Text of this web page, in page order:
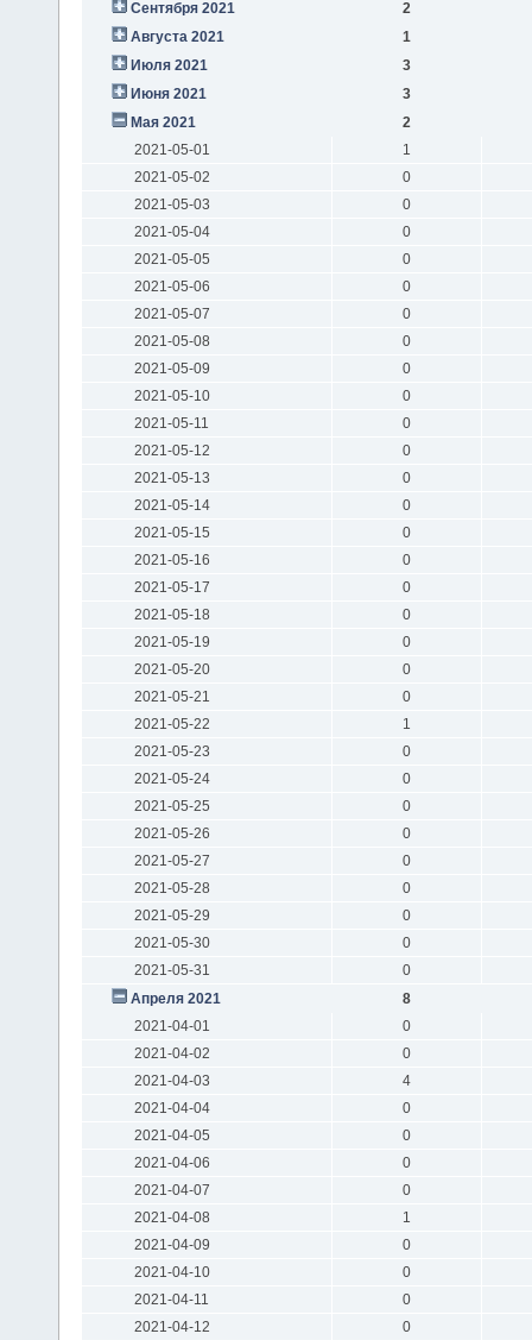
Сентября 2021
2
Августа 2021
1
Июля 2021
3
Июня 2021
3
Мая 2021
2
2021-05-01
1
2021-05-02
0
2021-05-03
0
2021-05-04
0
2021-05-05
0
2021-05-06
0
2021-05-07
0
2021-05-08
0
2021-05-09
0
2021-05-10
0
2021-05-11
0
2021-05-12
0
2021-05-13
0
2021-05-14
0
2021-05-15
0
2021-05-16
0
2021-05-17
0
2021-05-18
0
2021-05-19
0
2021-05-20
0
2021-05-21
0
2021-05-22
1
2021-05-23
0
2021-05-24
0
2021-05-25
0
2021-05-26
0
2021-05-27
0
2021-05-28
0
2021-05-29
0
2021-05-30
0
2021-05-31
0
Апреля 2021
8
2021-04-01
0
2021-04-02
0
2021-04-03
4
2021-04-04
0
2021-04-05
0
2021-04-06
0
2021-04-07
0
2021-04-08
1
2021-04-09
0
2021-04-10
0
2021-04-11
0
2021-04-12
0